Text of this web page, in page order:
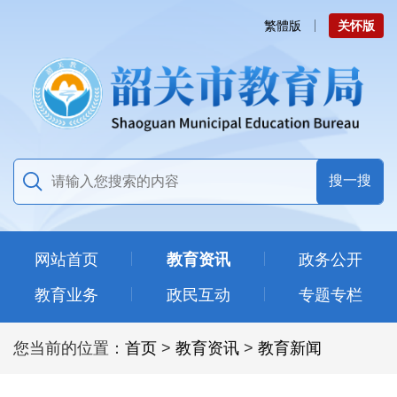
繁體版 关怀版
网站首页 教育资讯
政务公开
教育业务
政民互动 专题专栏
您当前的位置： 首页 > 教育资讯 > 教育新闻